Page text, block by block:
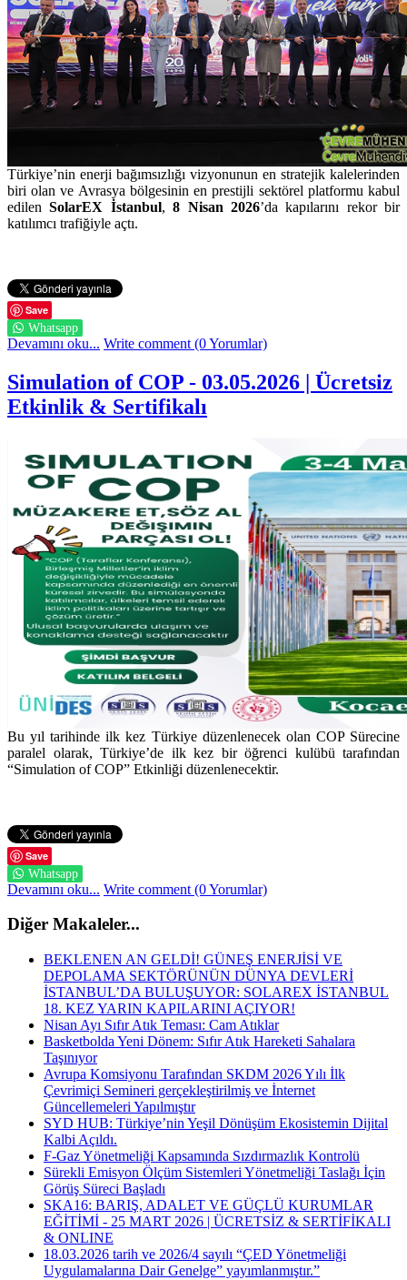
Türkiye’nin enerji bağımsızlığı vizyonunun en stratejik kalelerinden
biri olan ve Avrasya bölgesinin en prestijli sektörel platformu kabul
edilenSolarEX İstanbul,8 Nisan 2026’da kapılarını rekor bir
katılımcı trafiğiyle açtı.
Save
Whatsapp
Devamını oku... Write comment (0 Yorumlar)
Simulation of COP - 03.05.2026 | Ücretsiz
Etkinlik & Sertifikalı
Bu yıl tarihinde ilk kez Türkiye düzenlenecek olan COP Sürecine
paralel olarak, Türkiye’de ilk kez bir öğrenci kulübü tarafından
“Simulation of COP” Etkinliği düzenlenecektir.
Save
Whatsapp
Devamını oku... Write comment (0 Yorumlar)
Diğer Makaleler...
BEKLENEN AN GELDİ! GÜNEŞ ENERJİSİ VE
DEPOLAMA SEKTÖRÜNÜN DÜNYA DEVLERİ
İSTANBUL’DA BULUŞUYOR: SOLAREX İSTANBUL
18. KEZ YARIN KAPILARINI AÇIYOR!
Nisan Ayı Sıfır Atık Teması: Cam Atıklar
Basketbolda Yeni Dönem: Sıfır Atık Hareketi Sahalara
Taşınıyor
Avrupa Komsiyonu Tarafından SKDM 2026 Yılı İlk
Çevrimiçi Semineri gerçekleştirilmiş ve İnternet
Güncellemeleri Yapılmıştır
SYD HUB: Türkiye’nin Yeşil Dönüşüm Ekosistemin Dijital
Kalbi Açıldı.
F-Gaz Yönetmeliği Kapsamında Sızdırmazlık Kontrolü
Sürekli Emisyon Ölçüm Sistemleri Yönetmeliği Taslağı İçin
Görüş Süreci Başladı
SKA16: BARIŞ, ADALET VE GÜÇLÜ KURUMLAR
EĞİTİMİ - 25 MART 2026 | ÜCRETSİZ & SERTİFİKALI
& ONLINE
18.03.2026 tarih ve 2026/4 sayılı “ÇED Yönetmeliği
Uygulamalarına Dair Genelge” yayımlanmıştır.”